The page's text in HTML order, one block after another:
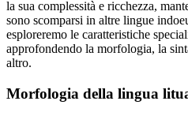
la sua complessità e ricchezza,
sono scomparsi in altre lingue
esploreremo le caratteristiche
approfondendo la morfologia, la
altro.
Morfologia della lingua